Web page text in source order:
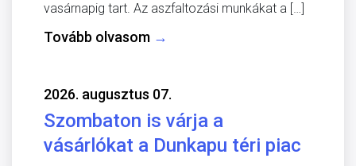
vasárnapig tart. Az aszfaltozási munkákat a […]
Tovább olvasom →
2026. augusztus 07.
Szombaton is várja a
vásárlókat a Dunkapu téri piac